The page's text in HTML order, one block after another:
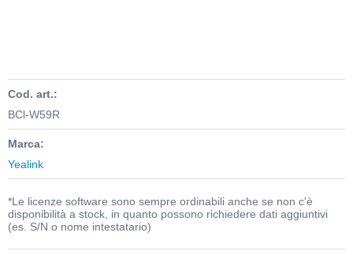
Cod. art.:
BCl-W59R
Marca:
Yealink
*Le licenze software sono sempre ordinabili anche se non c'è
disponibilità a stock, in quanto possono richiedere dati aggiuntivi
(es. S/N o nome intestatario)